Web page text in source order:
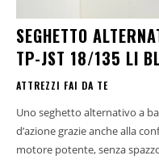
SEGHETTO
TP-JST 18/135 LI
ATTREZZI FAI DA TE
Uno seghetto alternativo a
d’azione grazie anche alla
motore potente, senza